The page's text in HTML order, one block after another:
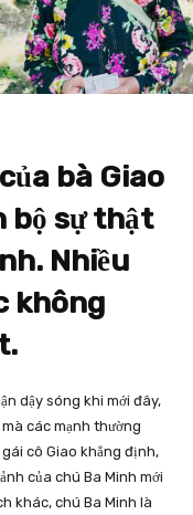
bà Giao
bộ sự thật
Nhiều
không
dậy sóng khi mới đây,
các mạnh thường
cô Giao khẳng định,
của chú Ba Minh mới
khác, chú Ba Minh là